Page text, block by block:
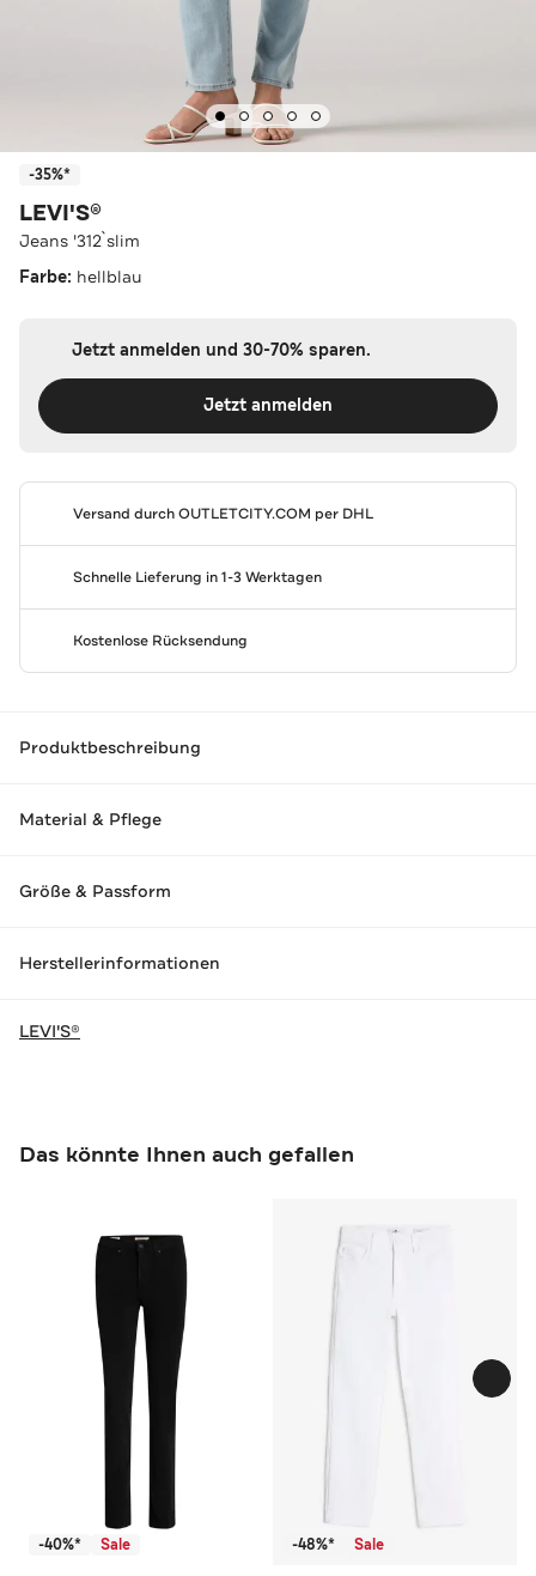
-35%*
LEVI'S®
Jeans '312`slim
Farbe: hellblau
Jetzt anmelden und 30-70% sparen.
Jetzt anmelden
Versand durchOUTLETCITY.COM per DHL
Schnelle Lieferung in 1-3 Werktagen
Kostenlose Rücksendung
Produktbeschreibung
Material & Pflege
Größe & Passform
Herstellerinformationen
LEVI'S®
Das könnte Ihnen auch gefallen
-40%* Sale -48%* Sale